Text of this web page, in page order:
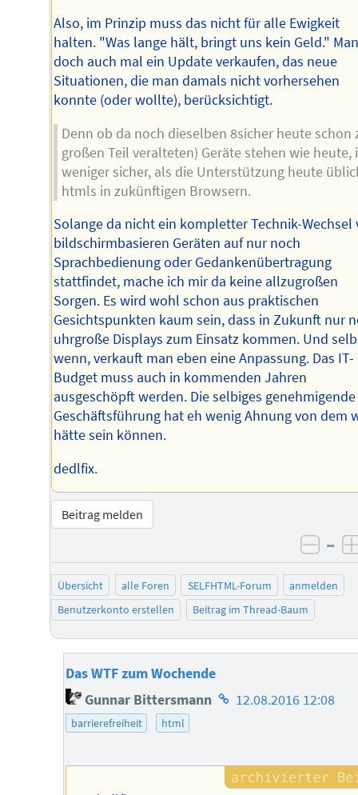
Also, im Prinzip muss das nicht für alle Ewigkeit
halten. "Was lange hält, bringt uns kein Geld."
doch auch mal ein Update verkaufen, das neue
Situationen, die man damals nicht vorhersehen
konnte (oder wollte), berücksichtigt.
Denn ob da noch dieselben 8sicher heute schon
großen Teil veralteten) Geräte stehen wie heute,
weniger sicher, als die Unterstützung heute
htmls in zukünftigen Browsern.
Solange da nicht ein kompletter Technik-Wechsel
bildschirmbasieren Geräten auf nur noch
Sprachbedienung oder Gedankenübertragung
stattfindet, mache ich mir da keine allzugroßen
Sorgen. Es wird wohl schon aus praktischen
Gesichtspunkten kaum sein, dass in Zukunft nur
uhrgroße Displays zum Einsatz kommen. Und
wenn, verkauft man eben eine Anpassung. Das IT-
Budget muss auch in kommenden Jahren
ausgeschöpft werden. Die selbiges genehmigende
Geschäftsführung hat eh wenig Ahnung von dem
hätte sein können.
dedlfix.
Beitrag melden
–
Übersicht alle Foren SELFHTML-Forum
anmelden
Benutzerkonto erstellen
Beitrag im Thread-Baum
Das WTF zum Wochende
Gunnar Bittersmann Homepage
12.08.2016 12:08
barrierefreiheit html